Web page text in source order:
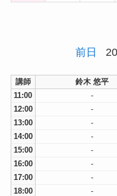
前日
講師 鈴木 悠平
11:00
-
12:00
-
13:00
-
14:00
-
15:00
-
16:00
-
17:00
-
18:00
-